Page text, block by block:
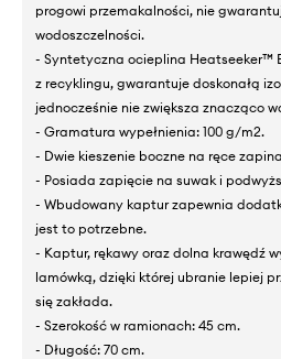
progowi przemakalności, nie
wodoszczelności.
- Syntetyczna ocieplina Heatseeker™
z recyklingu, gwarantuje doskonałą
jednocześnie nie zwiększa znacząco
- Gramatura wypełnienia: 100 g/m2.
- Dwie kieszenie boczne na ręce
- Posiada zapięcie na suwak i
- Wbudowany kaptur zapewnia
jest to potrzebne.
- Kaptur, rękawy oraz dolna krawędź
lamówką, dzięki której ubranie lepiej
się zakłada.
- Szerokość w ramionach: 45 cm.
- Długość: 70 cm.